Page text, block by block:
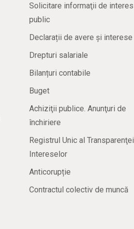
Solicitare informaţii de interes
public
Declarații de avere și interese
Drepturi salariale
Bilanțuri contabile
Buget
Achiziţii publice. Anunţuri de
închiriere
Registrul Unic al Transparenţei
Intereselor
Anticorupție
Contractul colectiv de muncă